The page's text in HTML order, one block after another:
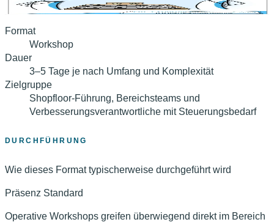
aufgebaut werden.
Format
Workshop
Dauer
3–5 Tage je nach Umfang und Komplexität
Zielgruppe
Shopfloor-Führung, Bereichsteams und
Verbesserungsverantwortliche mit Steuerungsbedarf
DURCHFÜHRUNG
Wie dieses Format typischerweise durchgeführt wird
Präsenz Standard
Operative Workshops greifen überwiegend direkt im Bereich